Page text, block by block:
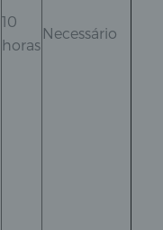
10
horas
Necessário